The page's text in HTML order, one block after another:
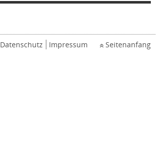
Datenschutz Impressum Seitenanfang